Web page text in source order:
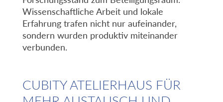
Wissenschaftliche Arbeit und lokale
Erfahrung trafen nicht nur aufeinander,
sondern wurden produktiv miteinander
verbunden.
CUBITY ATELIERHAUS FÜR